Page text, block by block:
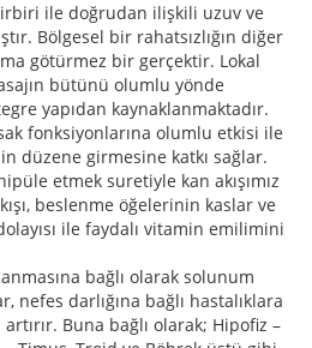
ile doğrudan ilişkili uzuv ve
Bölgesel bir rahatsızlığın diğer
götürmez bir gerçektir. Lokal
bütünü olumlu yönde
yapıdan kaynaklanmaktadır.
fonksiyonlarına olumlu etkisi ile
düzene girmesine katkı sağlar.
etmek suretiyle kan akışımız
beslenme öğelerinin kaslar ve
ile faydalı vitamin emilimini
bağlı olarak solunum
nefes darlığına bağlı hastalıklara
Buna bağlı olarak; Hipofiz –